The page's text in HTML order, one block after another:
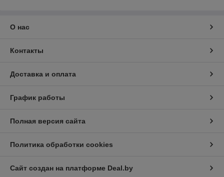
О нас
Контакты
Доставка и оплата
График работы
Полная версия сайта
Политика обработки cookies
Сайт создан на платформе Deal.by